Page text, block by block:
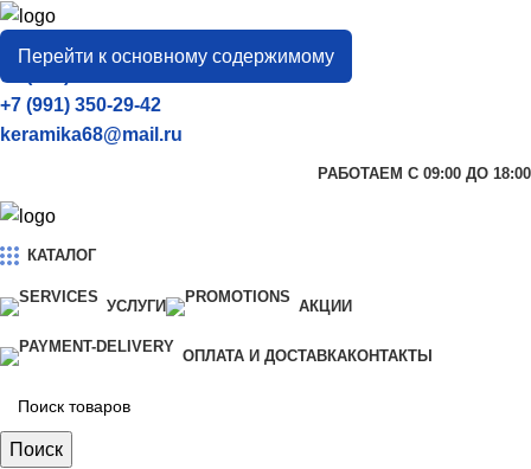
Перейти к основному содержимому
город
Тамбов
+7 (906) 657-33-54
+7 (991) 350-29-42
keramika68@mail.ru
РАБОТАЕМ С 09:00 ДО 18:00
КАТАЛОГ
УСЛУГИ АКЦИИ
ОПЛАТА И ДОСТАВКАКОНТАКТЫ
Поиск